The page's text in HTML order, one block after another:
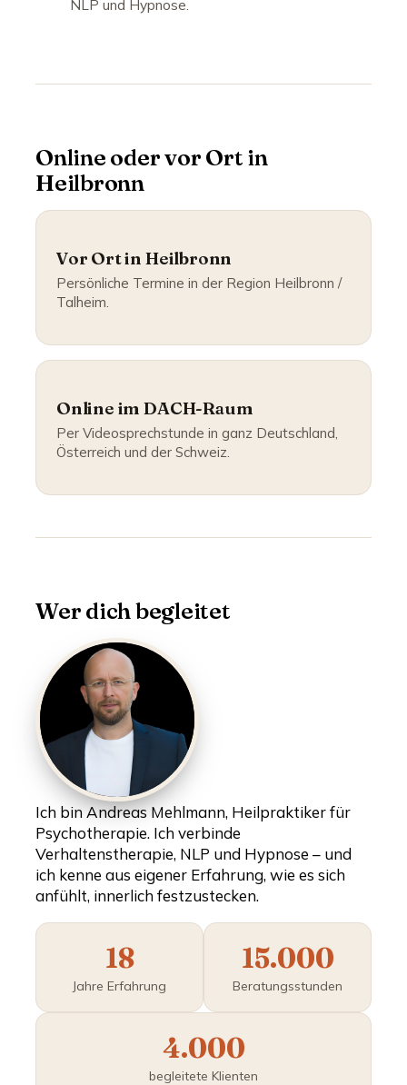
NLP und Hypnose.
Online oder vor Ort in
Heilbronn
Vor Ort in Heilbronn
Persönliche Termine in der Region Heilbronn /
Talheim.
Online im DACH-Raum
Per Videosprechstunde in ganz Deutschland,
Österreich und der Schweiz.
Wer dich begleitet
Ich bin Andreas Mehlmann, Heilpraktiker für
Psychotherapie. Ich verbinde
Verhaltenstherapie, NLP und Hypnose – und
ich kenne aus eigener Erfahrung, wie es sich
anfühlt, innerlich festzustecken.
18
Jahre Erfahrung
15.000
Beratungsstunden
4.000
begleitete Klienten